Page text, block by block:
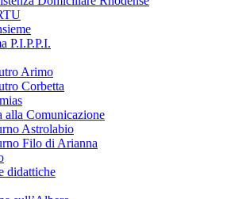
P.I.P.P.I.
Arimo
Corbetta
alla Comunicazione
Astrolabio
Filo di Arianna
didattiche